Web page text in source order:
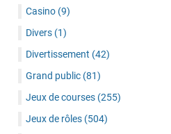
Casino (9)
Divers (1)
Divertissement (42)
Grand public (81)
Jeux de courses (255)
Jeux de rôles (504)